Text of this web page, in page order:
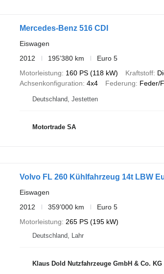
Mercedes-Benz 516 CDI
Eiswagen
2012
195’380 km
Euro 5
Motorleistung
160 PS (118 kW) Kraftstoff
Achsenkonfiguration 4x4 Federung Feder/
Deutschland, Jestetten
Motortrade SA
Volvo FL 260 Kühlfahrzeug 14t LBW
Eiswagen
2012
359’000 km
Euro 5
Motorleistung
265 PS (195 kW)
Deutschland, Lahr
Klaus Dold Nutzfahrzeuge GmbH & Co. KG